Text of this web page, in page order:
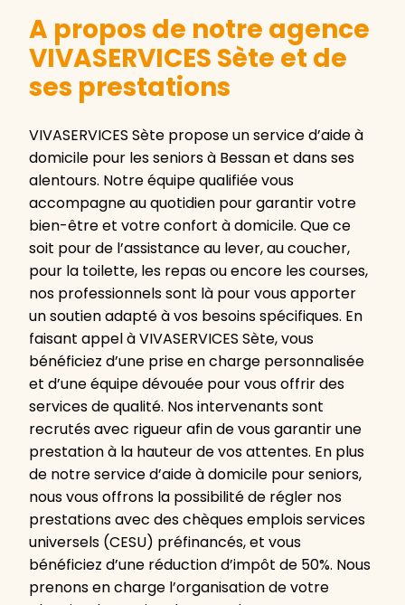
A propos de notre agence
VIVASERVICES Sète et de
ses prestations
VIVASERVICES Sète propose un service d’aide à
domicile pour les seniors à Bessan et dans ses
alentours. Notre équipe qualifiée vous
accompagne au quotidien pour garantir votre
bien-être et votre confort à domicile. Que ce
soit pour de l’assistance au lever, au coucher,
pour la toilette, les repas ou encore les courses,
nos professionnels sont là pour vous apporter
un soutien adapté à vos besoins spécifiques. En
faisant appel à VIVASERVICES Sète, vous
bénéficiez d’une prise en charge personnalisée
et d’une équipe dévouée pour vous offrir des
services de qualité. Nos intervenants sont
recrutés avec rigueur afin de vous garantir une
prestation à la hauteur de vos attentes. En plus
de notre service d’aide à domicile pour seniors,
nous vous offrons la possibilité de régler nos
prestations avec des chèques emplois services
universels (CESU) préfinancés, et vous
bénéficiez d’une réduction d’impôt de 50%. Nous
prenons en charge l’organisation de votre